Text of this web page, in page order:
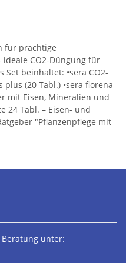
für prächtige
ideale CO2-Düngung für
Set beinhaltet: •sera CO2-
plus (20 Tabl.) •sera florena
mit Eisen, Mineralien und
24 Tabl. – Eisen- und
"Pflanzenpflege mit
unter: